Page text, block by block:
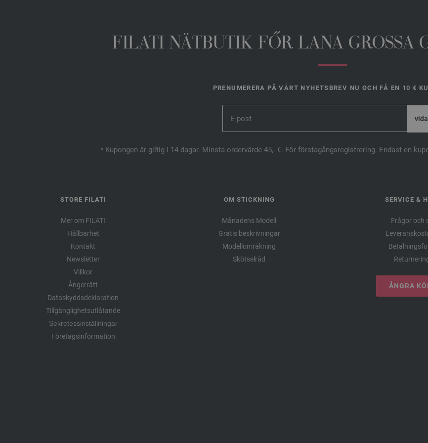
FILATI NÄTBUTIK FŐR LANA GROSSA
PRENUMERERA PÅ VÅRT NYHETSBREV NU OCH FÅ EN 10 €
* Kupongen är giltig i 14 dagar. Minsta ordervärde 45,- €. För förstagångsregistrering. Endast en
STORE FILATI
Mer om FILATI
Hållbarhet
Kontakt
Newsletter
Villkor
Ångerrätt
Dataskyddsdeklaration
Tillgänglighetsutlåtande
Sekretessinställningar
Företagsinformation
OM STICKNING
Månadens Modell
Gratis beskrivningar
Modellomräkning
Skötselråd
SERVICE &
Frågor och
ÅNGRA